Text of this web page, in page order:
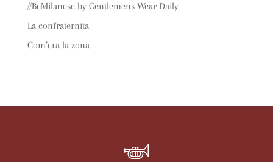
#BeMilanese by Gentlemens Wear Daily
La confraternita
Com’era la zona